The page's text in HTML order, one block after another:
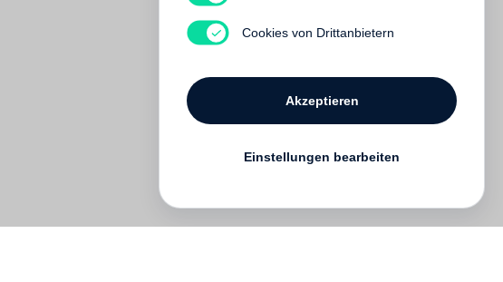
Cookies von Drittanbietern
Akzeptieren
Einstellungen bearbeiten